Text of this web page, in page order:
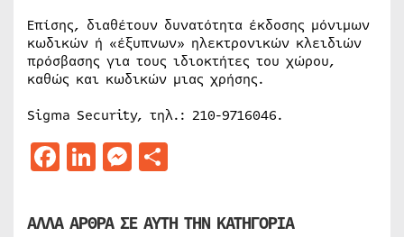
Επίσης, διαθέτουν δυνατότητα έκδοσης μόνιμων
κωδικών ή «έξυπνων» ηλεκτρονικών κλειδιών
πρόσβασης για τους ιδιοκτήτες του χώρου,
καθώς και κωδικών μιας χρήσης.
Sigma Security, τηλ.: 210-9716046.
Facebook
LinkedIn
Messenger
ΑΛΛΑ ΑΡΘΡΑ ΣΕ ΑΥΤΗ ΤΗΝ ΚΑΤΗΓΟΡΙΑ